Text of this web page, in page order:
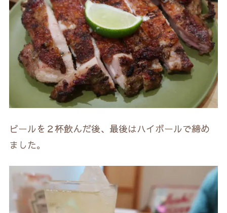
ビールを２杯飲んだ後、最後はハイボールで締め
ました。